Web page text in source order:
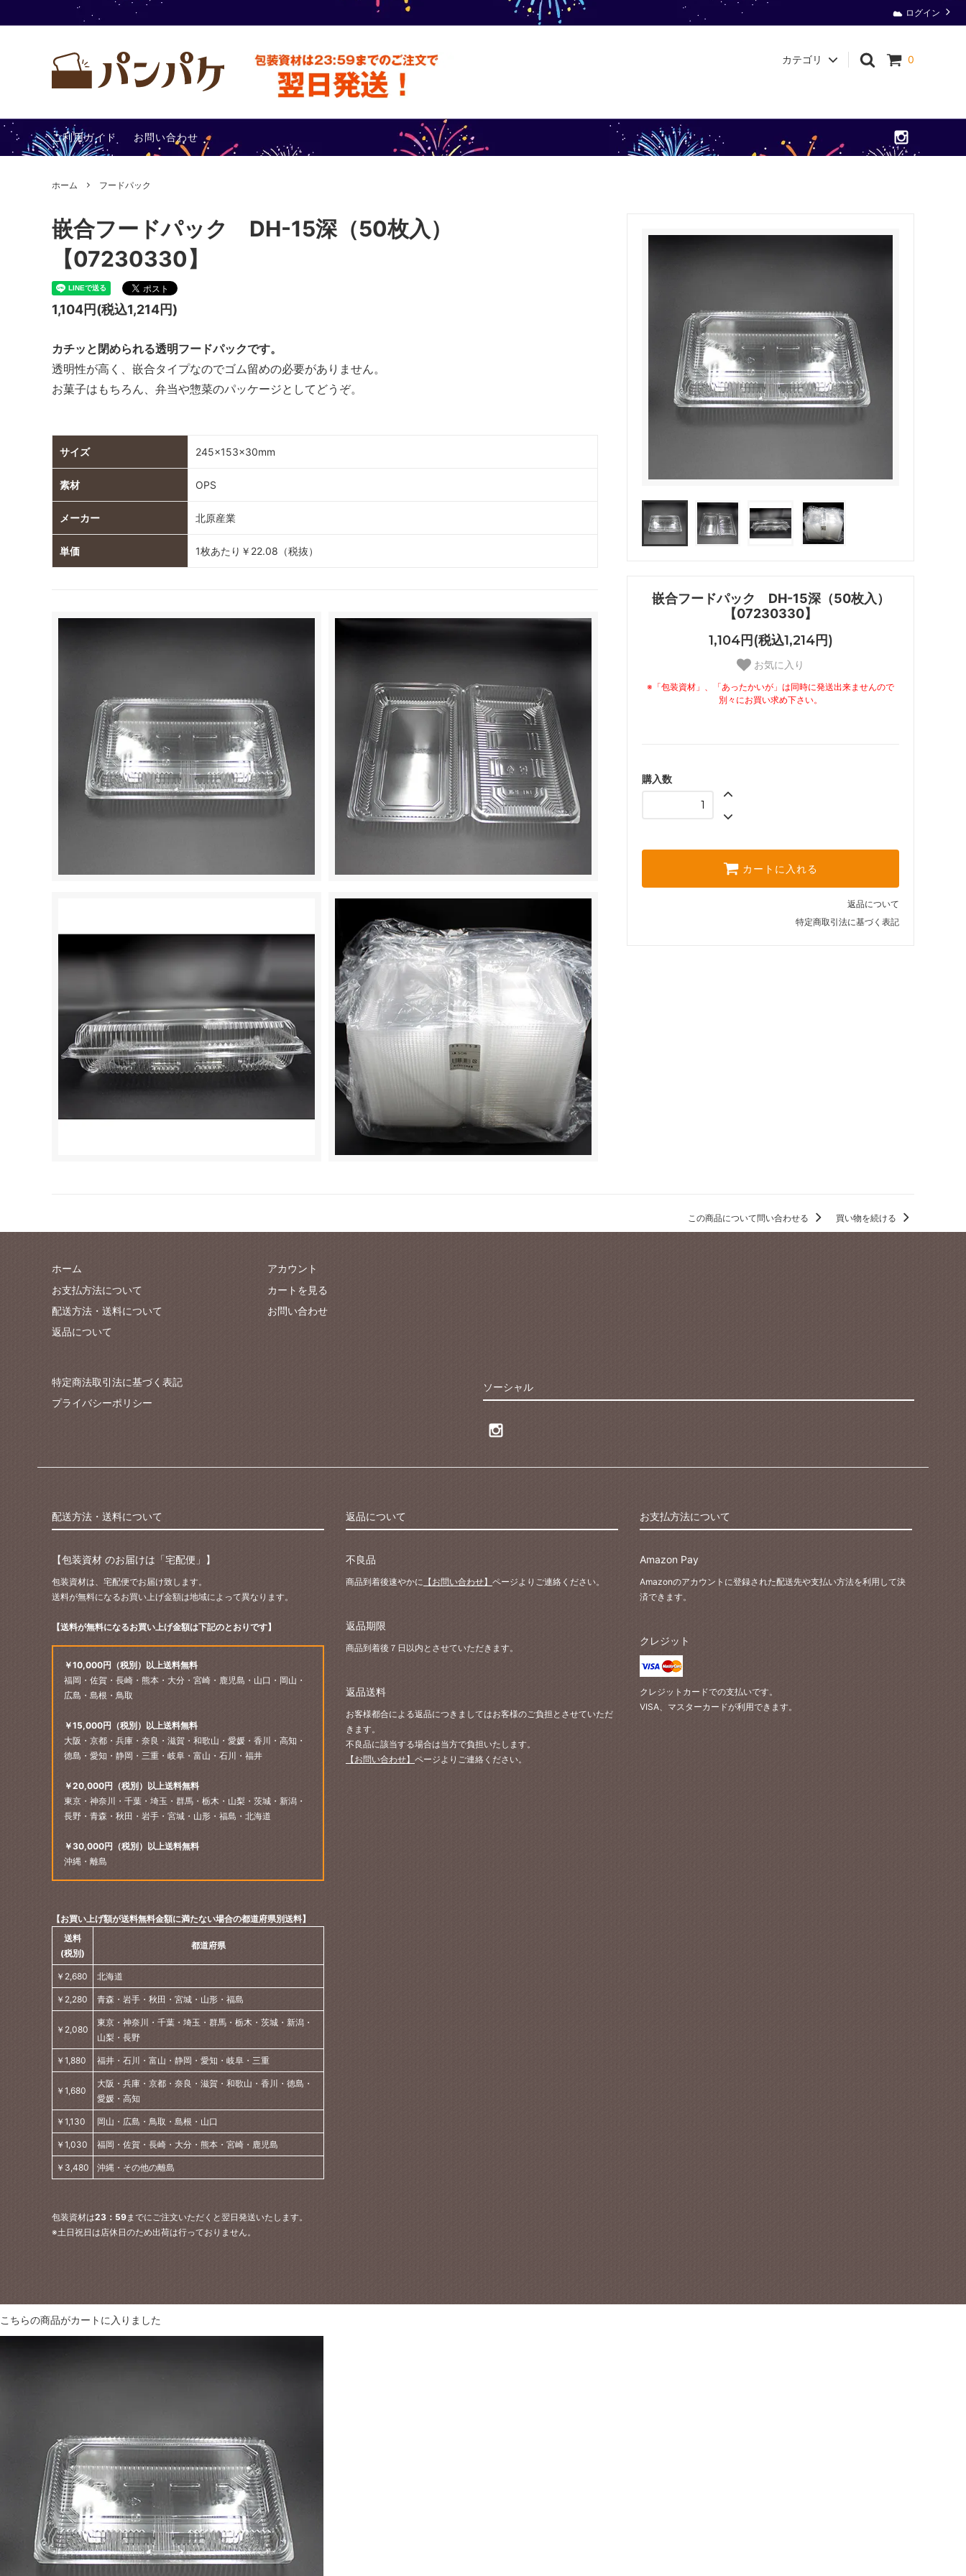
ログイン
0
カテゴリ
その他 あったかいが
ご利用ガイド お問い合わせ
ホーム フードパック
嵌合フードパック DH-15深（50枚入）
【07230330】
1,104円(税込1,214円)
お気に入り
※「包装資材」、「あったかいが」は同時に発送出来ませんので
別々にお買い求め下さい。
購入数
カートに入れる
返品について
特定商取引法に基づく表記
嵌合フードパック DH-15深（50枚入）
【07230330】
1,104円(税込1,214円)
カチッと閉められる透明フードパックです。
透明性が高く、嵌合タイプなのでゴム留めの必要がありません。
お菓子はもちろん、弁当や惣菜のパッケージとしてどうぞ。
サイズ 245×153×30mm
素材 OPS
メーカー 北原産業
単価 1枚あたり￥22.08（税抜）
この商品について問い合わせる 買い物を続ける
ホーム
お支払方法について
配送方法・送料について
返品について
アカウント
カートを見る
お問い合わせ
ソーシャル
特定商法取引法に基づく表記
プライバシーポリシー
配送方法・送料について
【包装資材 のお届けは「宅配便」】
包装資材は、宅配便でお届け致します。
送料が無料になるお買い上げ金額は地域によって異なります。
【送料が無料になるお買い上げ金額は下記のとおりです】
￥10,000円（税別）以上送料無料
福岡・佐賀・長崎・熊本・大分・宮崎・鹿児島・山口・岡山・
広島・島根・鳥取
￥15,000円（税別）以上送料無料
大阪・京都・兵庫・奈良・滋賀・和歌山・愛媛・香川・高知・
徳島・愛知・静岡・三重・岐阜・富山・石川・福井
￥20,000円（税別）以上送料無料
東京・神奈川・千葉・埼玉・群馬・栃木・山梨・茨城・新潟・
長野・青森・秋田・岩手・宮城・山形・福島・北海道
￥30,000円（税別）以上送料無料
沖縄・離島
【お買い上げ額が送料無料金額に満たない場合の都道府県別送料】
送料
(税別)
都道府県
￥2,680 北海道
￥2,280 青森・岩手・秋田・宮城・山形・福島
￥2,080
東京・神奈川・千葉・埼玉・群馬・栃木・茨城・新潟・
山梨・長野
￥1,880 福井・石川・富山・静岡・愛知・岐阜・三重
￥1,680
大阪・兵庫・京都・奈良・滋賀・和歌山・香川・徳島・
愛媛・高知
￥1,130 岡山・広島・鳥取・島根・山口
￥1,030 福岡・佐賀・長崎・大分・熊本・宮崎・鹿児島
￥3,480 沖縄・その他の離島
包装資材は23：59までにご注文いただくと翌日発送いたします。
※土日祝日は店休日のため出荷は行っておりません。
返品について
不良品
商品到着後速やかに 【お問い合わせ】 ページよりご連絡ください。
返品期限
商品到着後７日以内とさせていただきます。
返品送料
お客様都合による返品につきましてはお客様のご負担とさせていただ
きます。
不良品に該当する場合は当方で負担いたします。
【お問い合わせ】 ページよりご連絡ください。
お支払方法について
Amazon Pay
Amazonのアカウントに登録された配送先や支払い方法を利用して決
済できます。
クレジット
クレジットカードでの支払いです。
VISA、マスターカードが利用できます。
こちらの商品がカートに入りました